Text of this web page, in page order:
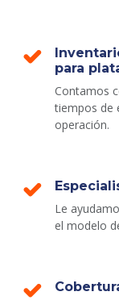
para
Contamos
tiempos de
operación.
Le
el modelo